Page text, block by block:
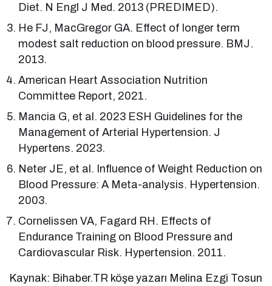
Diet. N Engl J Med. 2013 (PREDIMED).
He FJ, MacGregor GA. Effect of longer term
modest salt reduction on blood pressure. BMJ.
2013.
American Heart Association Nutrition
Committee Report, 2021.
Mancia G, et al. 2023 ESH Guidelines for the
Management of Arterial Hypertension. J
Hypertens. 2023.
Neter JE, et al. Influence of Weight Reduction on
Blood Pressure: A Meta-analysis. Hypertension.
2003.
Cornelissen VA, Fagard RH. Effects of
Endurance Training on Blood Pressure and
Cardiovascular Risk. Hypertension. 2011.
Kaynak: Bihaber.TR köşe yazarı Melina Ezgi Tosun